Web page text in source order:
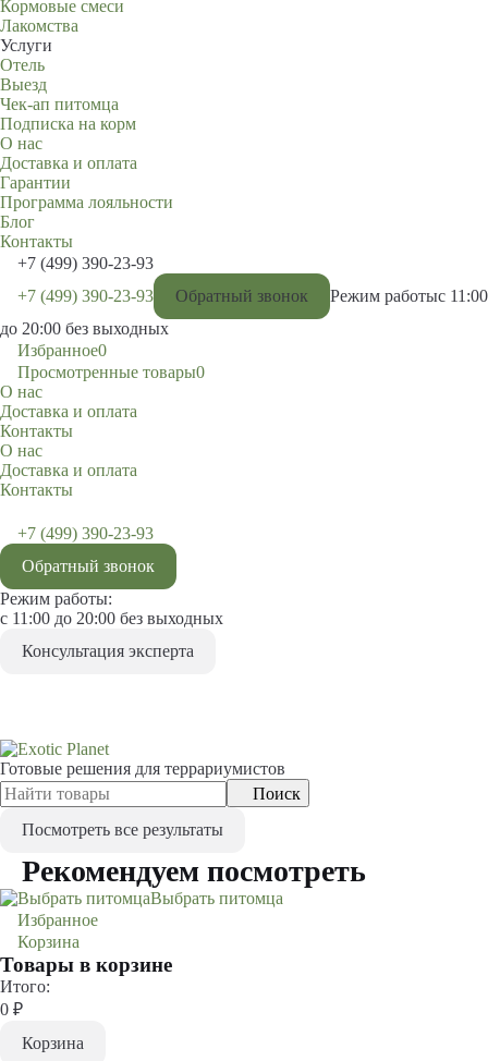
Кормовые смеси
Лакомства
Услуги
Отель
Выезд
Чек-ап питомца
Подписка на корм
О нас
Доставка и оплата
Гарантии
Программа лояльности
Блог
Контакты
+7 (499) 390-23-93
+7 (499) 390-23-93
Обратный звонок Режим работыс 11:00
до 20:00 без выходных
Избранное0
Просмотренные товары0
О нас
Доставка и оплата
Контакты
О нас
Доставка и оплата
Контакты
+7 (499) 390-23-93
Обратный звонок
Режим работы:
с 11:00 до 20:00 без выходных
Консультация эксперта
Готовые решения для террариумистов
Поиск
Посмотреть все результаты
Рекомендуем посмотреть
Выбрать питомца
Избранное
Корзина
Товары в корзине
Итого:
0 ₽
Корзина